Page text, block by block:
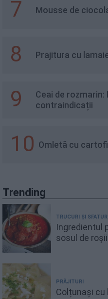
7 Mousse de
8 Prajitura cu
9
Ceai de
contraindicații
10 Omletă cu
Trending
TRUCURI ȘI
Ingredientul
sosul de
PRĂJITURI
Colțunași cu